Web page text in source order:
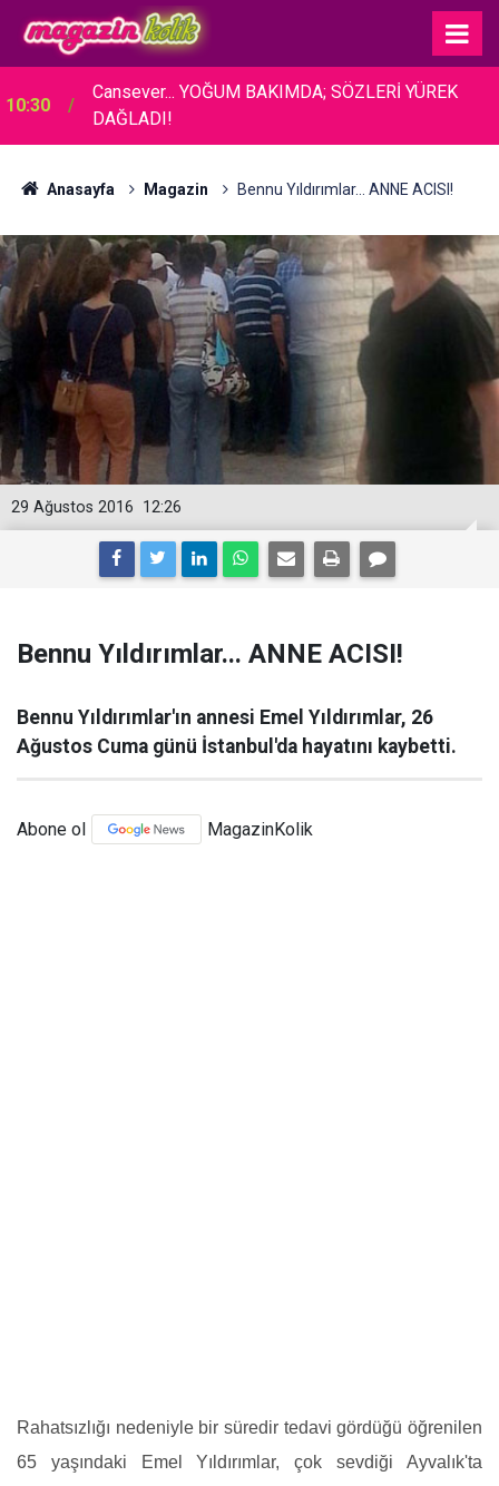
10:00
Ülkü Hilal Çiftçi... BABASINDAN SUÇ DUYURUSU:
REŞİT OLMAYAN KIZIYLA AŞK YAŞADI İDDİASI!
Anasayfa Magazin Bennu Yıldırımlar... ANNE ACISI!
12:26
29 Ağustos 2016
Bennu Yıldırımlar... ANNE ACISI!
Bennu Yıldırımlar'ın annesi Emel Yıldırımlar, 26
Ağustos Cuma günü İstanbul'da hayatını kaybetti.
Abone ol MagazinKolik
Rahatsızlığı nedeniyle bir süredir tedavi gördüğü öğrenilen
65 yaşındaki Emel Yıldırımlar, çok sevdiği Ayvalık'ta